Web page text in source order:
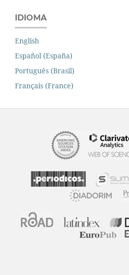
IDIOMA
English
Español (España)
Português (Brasil)
Français (France)